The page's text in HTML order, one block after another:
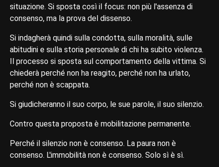
situazione. Si sposta così il focus: non più l'assenza di
consenso, ma la prova del dissenso.
Si indagherà quindi sulla condotta, sulla moralità, sulle
abitudini e sulla storia personale di chi ha subito violenza.
Il processo si sposta sul comportamento della vittima. Si
chiederà perché non ha reagito, perché non ha urlato,
perché non è scappata.
Si giudicheranno il suo corpo, le sue parole, il suo silenzio.
Contro questa proposta è mobilitazione permanente.
Perché il silenzio non è consenso. La paura non è
consenso. L'immobilità non è consenso. Solo sì è sì.